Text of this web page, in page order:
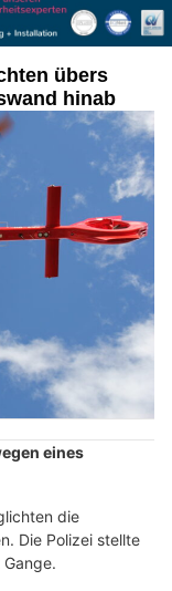
übers
hinab
eines
die
Die Polizei stellte